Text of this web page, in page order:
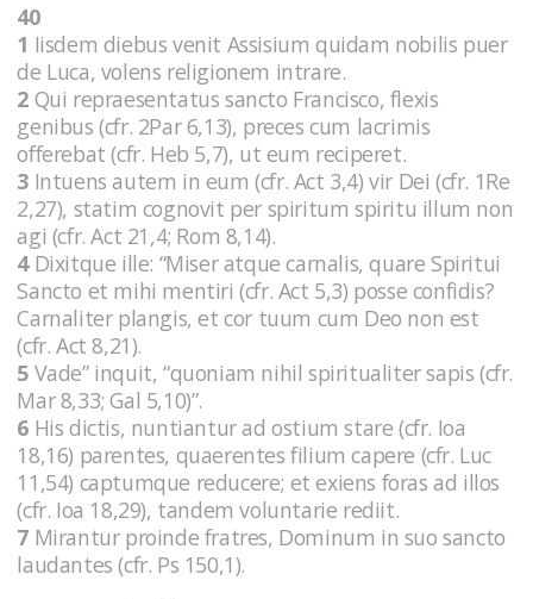
40
1 Iisdem diebus venit Assisium quidam nobilis puer
de Luca, volens religionem intrare.
2 Qui repraesentatus sancto Francisco, flexis
genibus (cfr. 2Par 6,13), preces cum lacrimis
offerebat (cfr. Heb 5,7), ut eum reciperet.
3 Intuens autem in eum (cfr. Act 3,4) vir Dei (cfr. 1Re
2,27), statim cognovit per spiritum spiritu illum non
agi (cfr. Act 21,4; Rom 8,14).
4Dixitque ille: “Miser atque carnalis, quare Spiritui
Sancto et mihi mentiri (cfr. Act 5,3) posse confidis?
Carnaliter plangis, et cor tuum cum Deo non est
(cfr. Act 8,21).
5 Vade” inquit, “quoniam nihil spiritualiter sapis (cfr.
Mar 8,33; Gal 5,10)”.
6 His dictis, nuntiantur ad ostium stare (cfr. Ioa
18,16) parentes, quaerentes filium capere (cfr. Luc
11,54) captumque reducere; et exiens foras ad illos
(cfr. Ioa 18,29), tandem voluntarie rediit.
7 Mirantur proinde fratres, Dominum in suo sancto
laudantes (cfr. Ps 150,1).